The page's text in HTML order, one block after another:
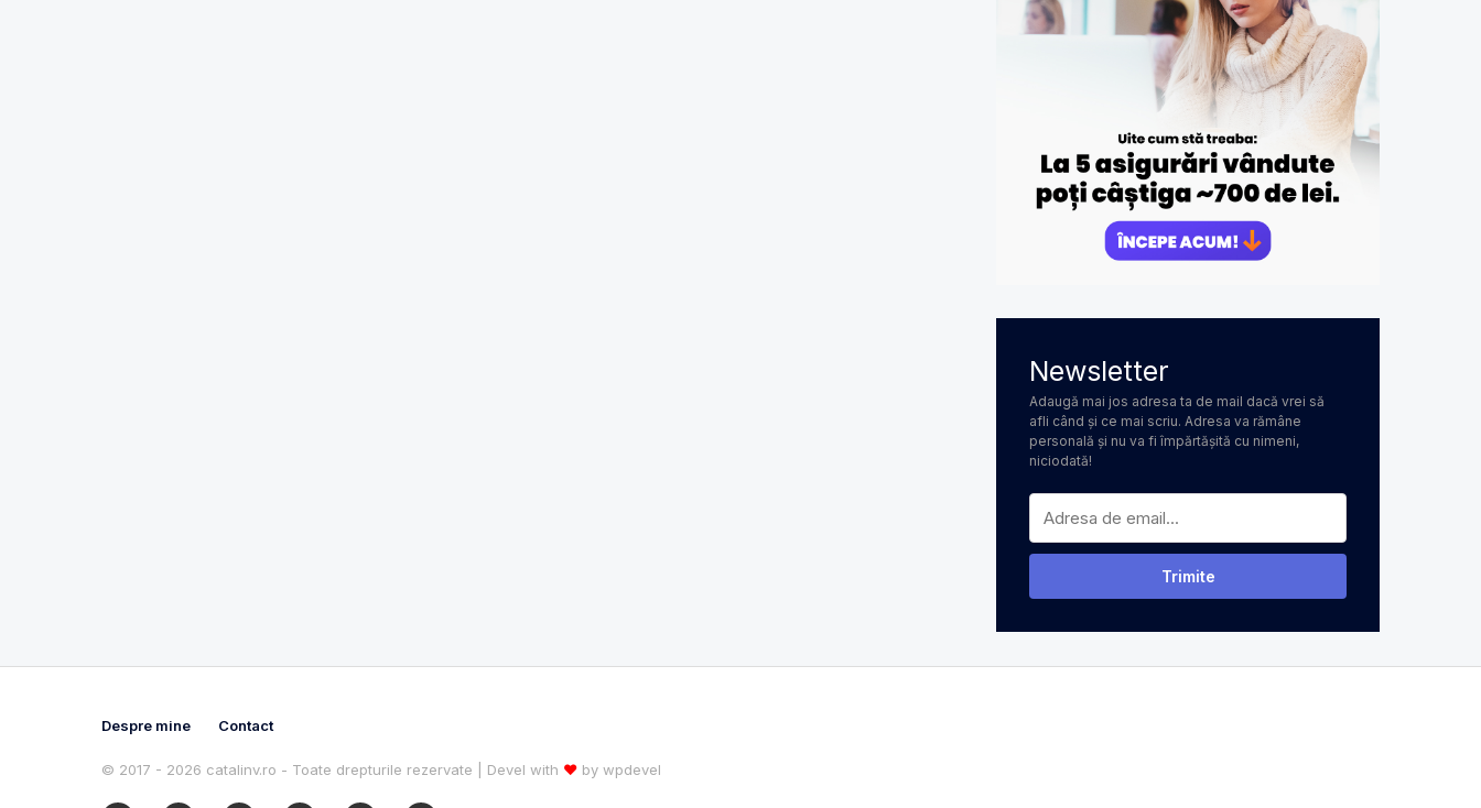
Newsletter
Adaugă mai jos adresa ta de mail dacă vrei să
afli când și ce mai scriu. Adresa va rămâne
personală și nu va fi împărtășită cu nimeni,
niciodată!
Despre mine Contact
© 2017 - 2026 catalinv.ro - Toate drepturile rezervate | Devel with ♥ by wpdevel